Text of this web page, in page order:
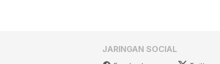
JARINGAN SOCIAL